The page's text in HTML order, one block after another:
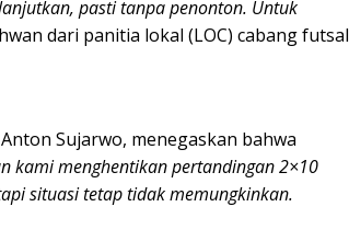
pasti tanpa penonton. Untuk
dari panitia lokal (LOC) cabang futsal
Sujarwo, menegaskan bahwa
kami menghentikan pertandingan 2×10
situasi tetap tidak memungkinkan.